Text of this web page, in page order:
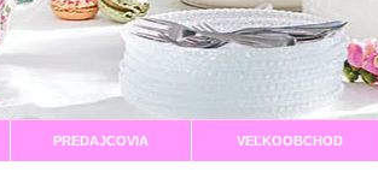
PREDAJCOVIA VEĽKOOBCHOD